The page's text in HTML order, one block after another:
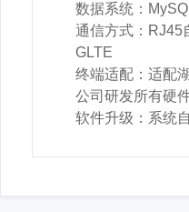
数据系统：
通信方式：RJ45
GLTE
终端适配：适配
公司研发所有硬
软件升级：系统